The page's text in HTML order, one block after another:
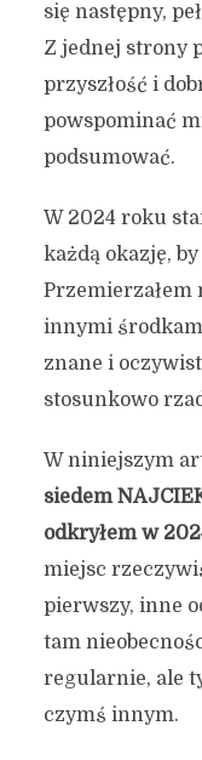
się następny,
Z jednej strony
przyszłość i
powspominać
podsumować.
W 2024 roku
każdą okazję,
Przemierzałem
innymi
znane i
stosunkowo
W niniejszym
siedem
odkryłem w
miejsc
pierwszy, inne
tam
regularnie, ale
czymś innym.